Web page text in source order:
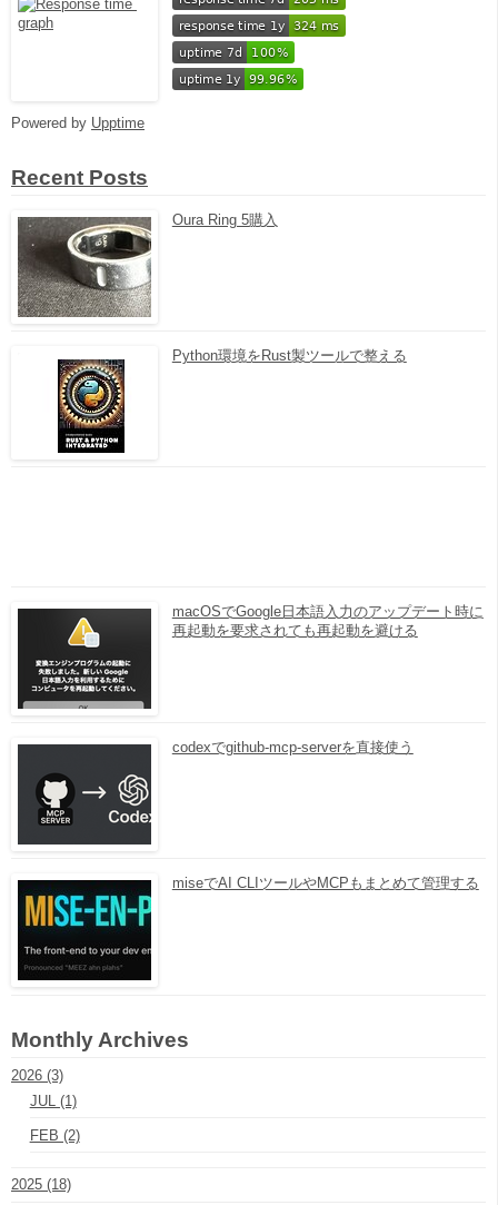
Powered by Upptime
Recent Posts
Oura Ring 5購入
Python環境をRust製ツールで整える
macOSでGoogle日本語入力のアップデート時に
再起動を要求されても再起動を避ける
codexでgithub-mcp-serverを直接使う
miseでAI CLIツールやMCPもまとめて管理する
Monthly Archives
2026 (3)
JUL (1)
FEB (2)
2025 (18)